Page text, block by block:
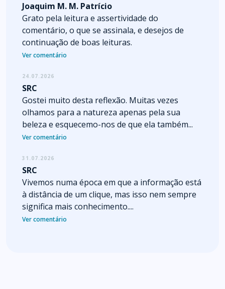
Joaquim M. M. Patrício
Grato pela leitura e assertividade do
comentário, o que se assinala, e desejos de
continuação de boas leituras.
Ver comentário
24.07.2026
SRC
Gostei muito desta reflexão. Muitas vezes
olhamos para a natureza apenas pela sua
beleza e esquecemo-nos de que ela também...
Ver comentário
31.07.2026
SRC
Vivemos numa época em que a informação está
à distância de um clique, mas isso nem sempre
significa mais conhecimento....
Ver comentário